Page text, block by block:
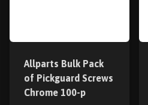
Allparts Bulk Pack
of Pickguard Screws
Chrome 100-p